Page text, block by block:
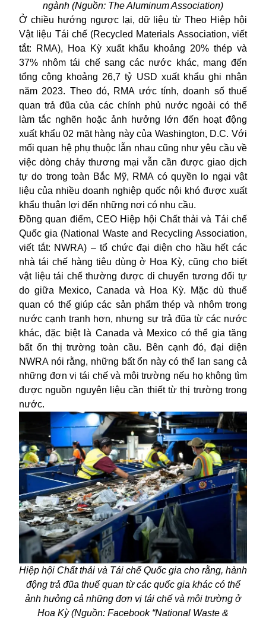
ngành (Nguồn: The Aluminum Association)
Ở chiều hướng ngược lại, dữ liệu từ Theo Hiệp hội
Vật liệu Tái chế (Recycled Materials Association, viết
tắt: RMA), Hoa Kỳ xuất khẩu khoảng 20% ​​thép và
37% nhôm tái chế sang các nước khác, mang đến
tổng cộng khoảng 26,7 tỷ USD xuất khẩu ghi nhận
năm 2023. Theo đó, RMA ước tính, doanh số thuế
quan trả đũa của các chính phủ nước ngoài có thể
làm tắc nghẽn hoặc ảnh hưởng lớn đến hoạt động
xuất khẩu 02 mặt hàng này của Washington, D.C. Với
mối quan hệ phụ thuộc lẫn nhau cũng như yêu cầu về
việc dòng chảy thương mại vẫn cần được giao dịch
tự do trong toàn Bắc Mỹ, RMA có quyền lo ngại vật
liệu của nhiều doanh nghiệp quốc nội khó được xuất
khẩu thuận lợi đến những nơi có nhu cầu.
Đồng quan điểm, CEO Hiệp hội Chất thải và Tái chế
Quốc gia (National Waste and Recycling Association,
viết tắt: NWRA) – tổ chức đại diện cho hầu hết các
nhà tái chế hàng tiêu dùng ở Hoa Kỳ, cũng cho biết
vật liệu tái chế thường được di chuyển tương đối tự
do giữa Mexico, Canada và Hoa Kỳ. Mặc dù thuế
quan có thể giúp các sản phẩm thép và nhôm trong
nước cạnh tranh hơn, nhưng sự trả đũa từ các nước
khác, đặc biệt là Canada và Mexico có thể gia tăng
bất ổn thị trường toàn cầu. Bên cạnh đó, đại diện
NWRA nói rằng, những bất ổn này có thể lan sang cả
những đơn vị tái chế và môi trường nếu họ không tìm
được nguồn nguyên liệu cần thiết từ thị trường trong
nước.
Hiệp hội Chất thải và Tái chế Quốc gia cho rằng, hành
động trả đũa thuế quan từ các quốc gia khác có thể
ảnh hưởng cả những đơn vị tái chế và môi trường ở
Hoa Kỳ (Nguồn: Facebook “National Waste &